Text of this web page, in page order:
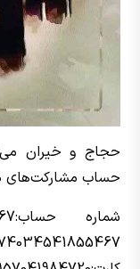
حجاج و خیران
حساب مشارکت‌های